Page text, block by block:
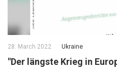
28. March 2022 Ukraine
"Der längste Krieg in